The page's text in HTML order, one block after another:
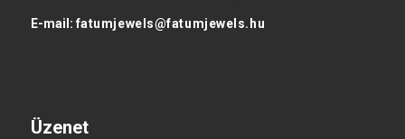
E-mail: fatumjewels@fatumjewels.hu
Üzenet